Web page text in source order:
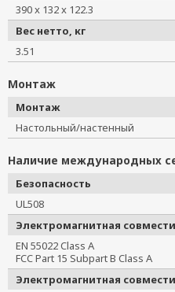
390 x 132 x 122.3
Вес нетто, кг
3.51
Монтаж
Монтаж
Настольный/настенный
Наличие международных
Безопасность
UL508
Электромагнитная
EN 55022 Class A
FCC Part 15 Subpart B Class A
Электромагнитная